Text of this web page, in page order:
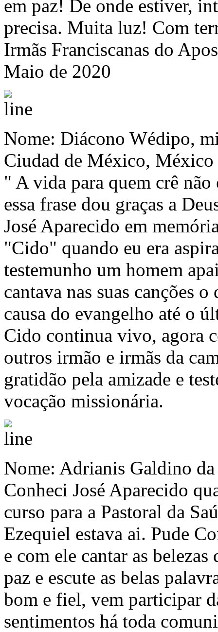
em paz! De onde estiver,
precisa. Muita luz! Com
Irmãs Franciscanas do
Maio de 2020
Nome: Diácono Wédipo,
Ciudad de México, México
" A vida para quem crê
essa frase dou graças a
José Aparecido em
"Cido" quando eu era
testemunho um homem
cantava nas suas canções
causa do evangelho até o
Cido continua vivo, agora
outros irmão e irmãs da
gratidão pela amizade e
vocação missionária.
Nome: Adrianis Galdino
Conheci José Aparecido
curso para a Pastoral da
Ezequiel estava ai. Pude
e com ele cantar as belezas
paz e escute as belas
bom e fiel, vem participar
sentimentos há toda